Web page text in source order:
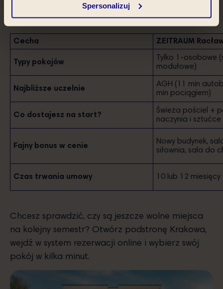
Spersonalizuj
Cecha ZEITRAUM
Typy pokojów
Tylko 1-osobowe
modułowe)
Najbliższe uczelnie
AGH (11 min
min pociągiem)
Co dostajesz na start?
Świeża pościel +
naczynia i sztućce
Fajny bonus w cenie
Nowy budynek,
siłownia, sala do
Czas trwania umowy 10 lub 12 miesięcy
Chcesz sprawdzić, czy są jeszcze wolne miejsca
na kolejny semestr? Otwórz podstronę Krakowa,
wejdź w system rezerwacji online i wybierz swój
pokój w kilka minut.